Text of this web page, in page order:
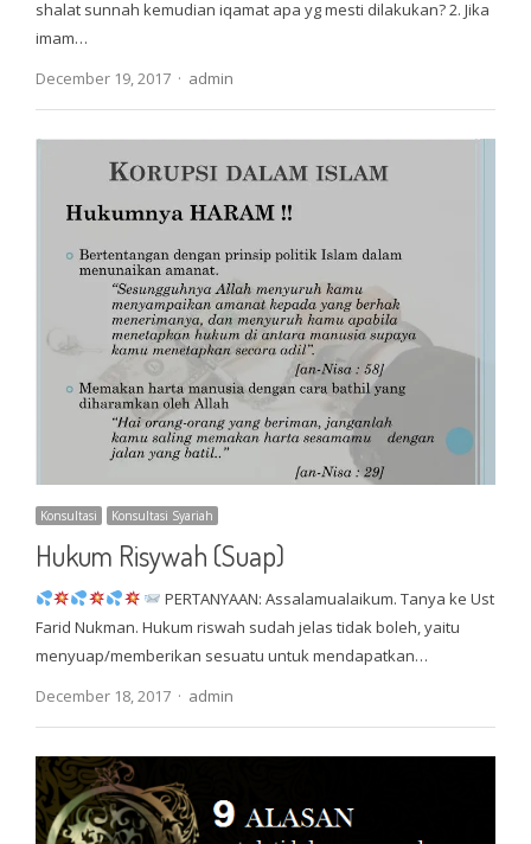
shalat sunnah kemudian iqamat apa yg mesti dilakukan? 2. Jika
imam…
December 19, 2017
Author
admin
Konsultasi Konsultasi Syariah
Hukum Risywah (Suap)
PERTANYAAN: Assalamualaikum. Tanya ke Ust
Farid Nukman. Hukum riswah sudah jelas tidak boleh, yaitu
menyuap/memberikan sesuatu untuk mendapatkan…
December 18, 2017
Author
admin